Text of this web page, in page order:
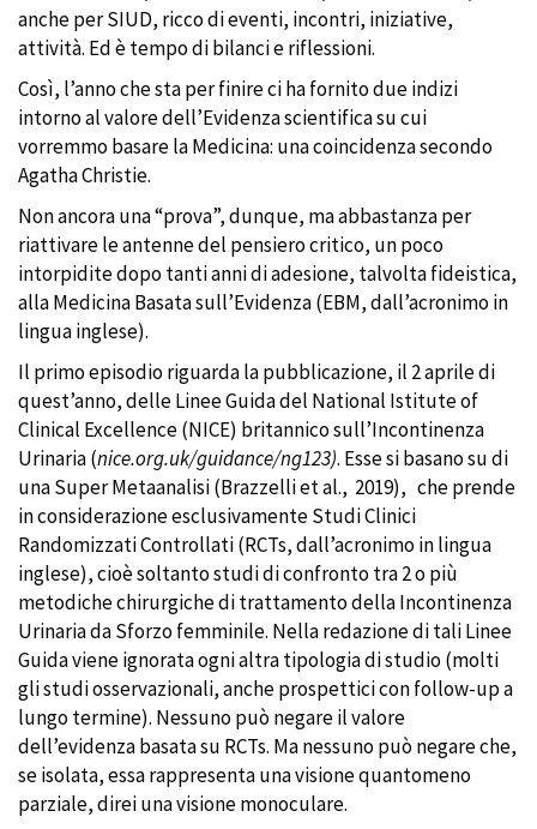
anche per SIUD, ricco di eventi, incontri, iniziative,
attività. Ed è tempo di bilanci e riflessioni.
Così, l’anno che sta per finire ci ha fornito due indizi
intorno al valore dell’Evidenza scientifica su cui
vorremmo basare la Medicina: una coincidenza secondo
Agatha Christie.
Non ancora una “prova”, dunque, ma abbastanza per
riattivare le antenne del pensiero critico, un poco
intorpidite dopo tanti anni di adesione, talvolta fideistica,
alla Medicina Basata sull’Evidenza (EBM, dall’acronimo in
lingua inglese).
Il primo episodio riguarda la pubblicazione, il 2 aprile di
quest’anno, delle Linee Guida del National Istitute of
Clinical Excellence (NICE) britannico sull’Incontinenza
Urinaria (nice.org.uk/guidance/ng123). Esse si basano su di
una Super Metaanalisi (Brazzelli et al., 2019), che prende
in considerazione esclusivamente Studi Clinici
Randomizzati Controllati (RCTs, dall’acronimo in lingua
inglese), cioè soltanto studi di confronto tra 2 o più
metodiche chirurgiche di trattamento della Incontinenza
Urinaria da Sforzo femminile. Nella redazione di tali Linee
Guida viene ignorata ogni altra tipologia di studio (molti
gli studi osservazionali, anche prospettici con follow-up a
lungo termine). Nessuno può negare il valore
dell’evidenza basata su RCTs. Ma nessuno può negare che,
se isolata, essa rappresenta una visione quantomeno
parziale, direi una visione monoculare.